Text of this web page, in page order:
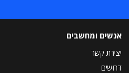
אנשים ומחשבים
יצירת קשר
דרושים